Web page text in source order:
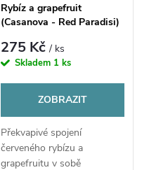
Rybíz a grapefruit
(Casanova - Red Paradisi)
Shake & Vape 12ML
275 Kč/ ks
Skladem 1 ks
ZOBRAZIT
Překvapivé spojení
červeného rybízu a
grapefruitu v sobě